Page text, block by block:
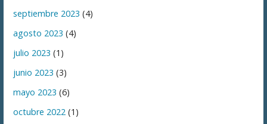
septiembre 2023 (4)
agosto 2023 (4)
julio 2023 (1)
junio 2023 (3)
mayo 2023 (6)
octubre 2022 (1)